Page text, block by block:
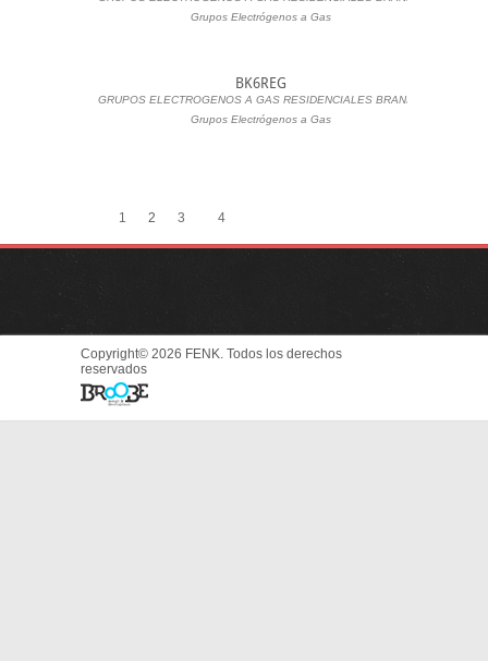
Grupos Electrógenos a Gas
BK6REG
GRUPOS ELECTROGENOS A GAS RESIDENCIALES BRANIK
Grupos Electrógenos a Gas
1 2 3 4
Copyright© 2026 FENK. Todos los derechos
reservados